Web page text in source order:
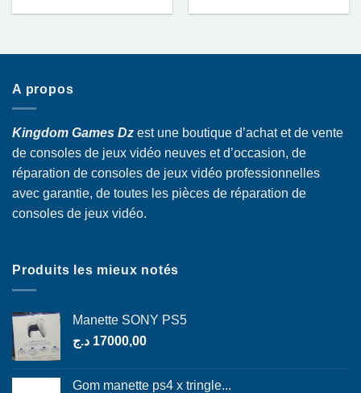
A propos
Kingdom Games Dz est une boutique d’achat et de vente
de consoles de jeux vidéo neuves et d’occasion, de
réparation de consoles de jeux vidéo professionnelles
avec garantie, de toutes les pièces de réparation de
consoles de jeux vidéo.
Produits les mieux notés
Manette SONY PS5
17000,00 د.ج
Gom manette ps4 x tringle...